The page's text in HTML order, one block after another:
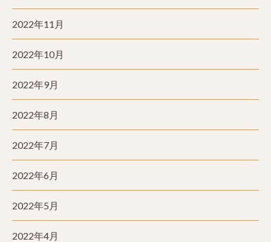
2022年11月
2022年10月
2022年9月
2022年8月
2022年7月
2022年6月
2022年5月
2022年4月